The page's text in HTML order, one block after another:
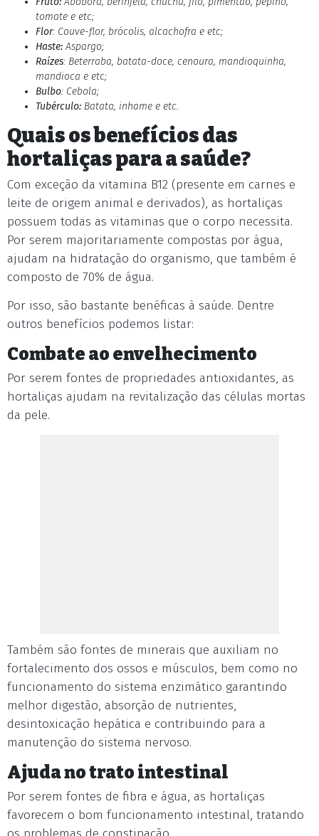
tomate e etc;
Flor: Couve-flor, brócolis, alcachofra e etc;
Haste: Aspargo;
Raízes: Beterraba, batata-doce, cenoura, mandioquinha,
mandioca e etc;
Bulbo: Cebola;
Tubérculo: Batata, inhame e etc.
Quais os benefícios das
hortaliças para a saúde?
Com exceção da vitamina B12 (presente em carnes e
leite de origem animal e derivados), as hortaliças
possuem todas as vitaminas que o corpo necessita.
Por serem majoritariamente compostas por água,
ajudam na hidratação do organismo, que também é
composto de 70% de água.
Por isso, são bastante benéficas à saúde. Dentre
outros benefícios podemos listar:
Combate ao envelhecimento
Por serem fontes de propriedades antioxidantes, as
hortaliças ajudam na revitalização das células mortas
da pele.
Também são fontes de minerais que auxiliam no
fortalecimento dos ossos e músculos, bem como no
funcionamento do sistema enzimático garantindo
melhor digestão, absorção de nutrientes,
desintoxicação hepática e contribuindo para a
manutenção do sistema nervoso.
Ajuda no trato intestinal
Por serem fontes de fibra e água, as hortaliças
favorecem o bom funcionamento intestinal, tratando